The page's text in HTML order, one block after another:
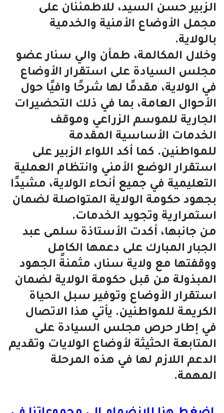
الزبير حسن السيد، للاطمئنان على
مجمل الأوضاع الأمنية والخدمية
بالولاية.
وخلال المكالمة، طمأن والي سنار عضو
مجلس السيادة على استقرار الأوضاع
في الولاية، مقدمًا لها شرحًا وافيًا حول
الأحوال العامة، بما في ذلك التحضيرات
الجارية للموسم الزراعي وموقف
الخدمات الأساسية المقدمة
للمواطنين. كما أكد اللواء الزبير على
استقرار الوضع الأمني وانتظام العملية
التعليمية في جميع أنحاء الولاية، مشيدًا
بجهود حكومة الولاية المتواصلة لضمان
استمرارية وتجويد الخدمات.
من جانبها، أكدت الأستاذة سلمى عبد
الجبار المبارك على دعمها الكامل
ووقفتها مع ولاية سنار، مثمنةً الجهود
المبذولة من قبل حكومة الولاية لضمان
استقرار الأوضاع وتوفير سبل الحياة
الكريمة للمواطنين. يأتي هذا الاتصال
في إطار حرص مجلس السيادة على
المتابعة الحثيثة لأوضاع الولايات وتقديم
الدعم اللازم لها في هذه المرحلة
المهمة.